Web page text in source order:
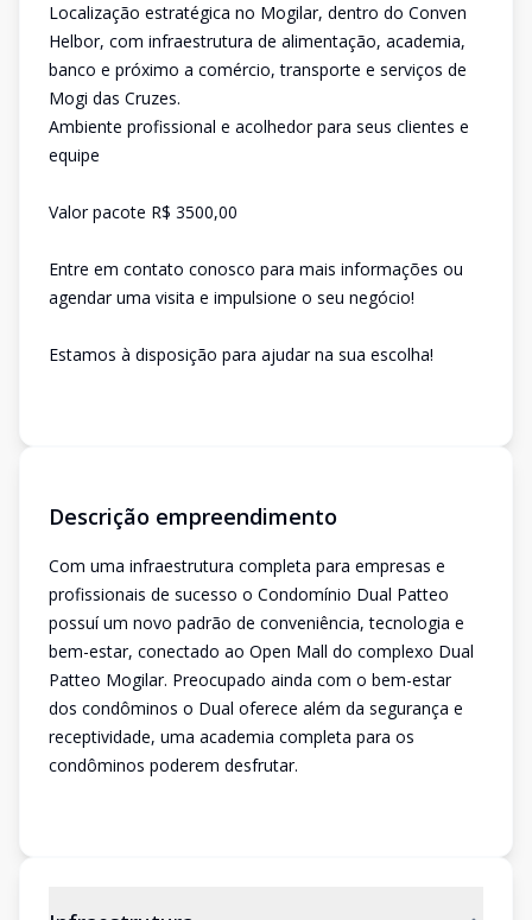
Localização estratégica no Mogilar, dentro do Conven
Helbor, com infraestrutura de alimentação, academia,
banco e próximo a comércio, transporte e serviços de
Mogi das Cruzes.
Ambiente profissional e acolhedor para seus clientes e
equipe
Valor pacote R$ 3500,00
Entre em contato conosco para mais informações ou
agendar uma visita e impulsione o seu negócio!
Estamos à disposição para ajudar na sua escolha!
Descrição empreendimento
Com uma infraestrutura completa para empresas e
profissionais de sucesso o Condomínio Dual Patteo
possuí um novo padrão de conveniência, tecnologia e
bem-estar, conectado ao Open Mall do complexo Dual
Patteo Mogilar. Preocupado ainda com o bem-estar
dos condôminos o Dual oferece além da segurança e
receptividade, uma academia completa para os
condôminos poderem desfrutar.